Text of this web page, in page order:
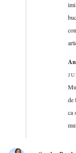
de
ca